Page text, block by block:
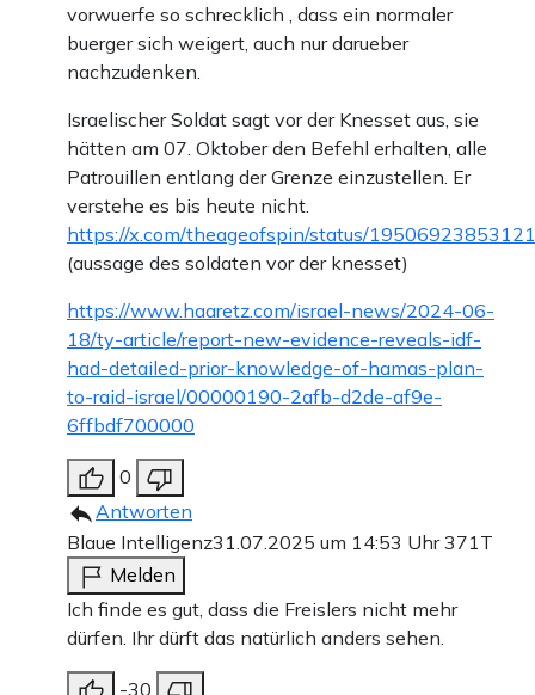
vorwuerfe so schrecklich , dass ein normaler
buerger sich weigert, auch nur darueber
nachzudenken.
Israelischer Soldat sagt vor der Knesset aus, sie
hätten am 07. Oktober den Befehl erhalten, alle
Patrouillen entlang der Grenze einzustellen. Er
verstehe es bis heute nicht.
https://x.com/theageofspin/status/
(aussage des soldaten vor der knesset)
https://www.haaretz.com/israel-news/2024-06-
18/ty-article/report-new-evidence-reveals-idf-
had-detailed-prior-knowledge-of-hamas-plan-
to-raid-israel/00000190-2afb-d2de-af9e-
6ffbdf700000
0
Antworten
Blaue Intelligenz31.07.2025 um 14:53 Uhr371T
Melden
Ich finde es gut, dass die Freislers nicht mehr
dürfen. Ihr dürft das natürlich anders sehen.
-30